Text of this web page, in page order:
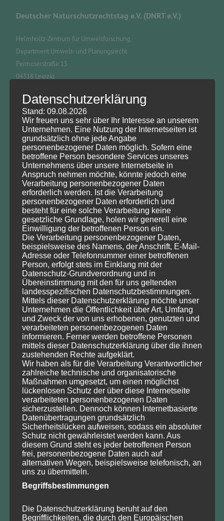
Deutscher Naturschutzrechtstag e.V. (DNRT e.V.)
Helmholtz-Zentrum für Umweltforschung,
Department Umwelt- und Planungsrecht
Permoserstraße 15
04318 Leipzig
Tel.: 0151/151 80961 (Prof. Dr. Wolfgang Köck)
Tel.: 0341/6025 1257 (Olga Fedorov, Sekretariat)
E-Mail info@dnrt.de
Sie können uns Ihre Anfrage gerne auch perKontaktformular
zusenden.
DNRT e.V. Bankverbindung
Ostseesparkasse Rostock,
IBAN: DE51 1305 0000 0201 0803 38
Veranstaltungen
August
Mo
Di Mi Do Fr Sa So
27 28 29 30 31 1
2
3
4 5 6 7 8
9
10
11 12 13 14 15
16
17
18 19 20 21 22
23
24
25 26 27 28 29
30
31
1 2 3 4 5 6
2025 2026 2027
Sonstiges Alle Kategorien
Neueste Beiträge
Sondertagung 2026 zu „50 Jahre Eingriffsregelung“
Naturschutzrechtstages e.V.
Datenschutzerklärung
Stand: 09.08.2026
Wir freuen uns sehr über Ihr Interesse an unserem
Unternehmen. Eine Nutzung der Internetseiten ist
grundsätzlich ohne jede Angabe
personenbezogener Daten möglich. Sofern eine
betroffene Person besondere Services unseres
Unternehmens über unsere Internetseite in
Anspruch nehmen möchte, könnte jedoch eine
Verarbeitung personenbezogener Daten
erforderlich werden. Ist die Verarbeitung
personenbezogener Daten erforderlich und
besteht für eine solche Verarbeitung keine
gesetzliche Grundlage, holen wir generell eine
Einwilligung der betroffenen Person ein.
Die Verarbeitung personenbezogener Daten,
beispielsweise des Namens, der Anschrift, E-Mail-
Adresse oder Telefonnummer einer betroffenen
Person, erfolgt stets im Einklang mit der
Datenschutz-Grundverordnung und in
Übereinstimmung mit den für uns geltenden
landesspezifischen Datenschutzbestimmungen.
Mittels dieser Datenschutzerklärung möchte unser
Unternehmen die Öffentlichkeit über Art, Umfang
und Zweck der von uns erhobenen, genutzten und
verarbeiteten personenbezogenen Daten
informieren. Ferner werden betroffene Personen
mittels dieser Datenschutzerklärung über die ihnen
zustehenden Rechte aufgeklärt.
Wir haben als für die Verarbeitung Verantwortlicher
zahlreiche technische und organisatorische
Maßnahmen umgesetzt, um einen möglichst
lückenlosen Schutz der über diese Internetseite
verarbeiteten personenbezogenen Daten
sicherzustellen. Dennoch können Internetbasierte
Datenübertragungen grundsätzlich
Sicherheitslücken aufweisen, sodass ein absoluter
Schutz nicht gewährleistet werden kann. Aus
diesem Grund steht es jeder betroffenen Person
frei, personenbezogene Daten auch auf
alternativen Wegen, beispielsweise telefonisch, an
uns zu übermitteln.
Begriffsbestimmungen
Die Datenschutzerklärung beruht auf den
Begrifflichkeiten, die durch den Europäischen